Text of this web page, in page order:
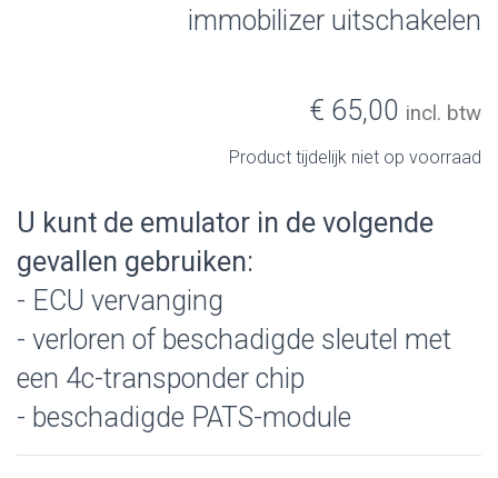
immobilizer uitschakelen
€ 65,00 incl. btw
Product tijdelijk niet op voorraad
U kunt de emulator in de volgende
gevallen gebruiken:
- ECU vervanging
- verloren of beschadigde sleutel met
een 4c-transponder chip
- beschadigde PATS-module